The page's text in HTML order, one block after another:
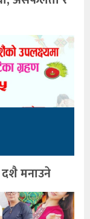
मनाउने